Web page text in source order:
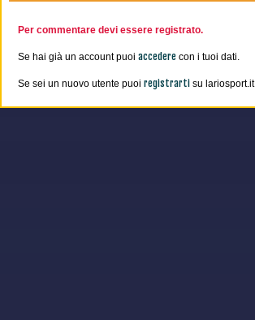
Per commentare devi essere registrato.
Se hai già un account puoi accedere con i tuoi dati.
Se sei un nuovo utente puoi registrarti su